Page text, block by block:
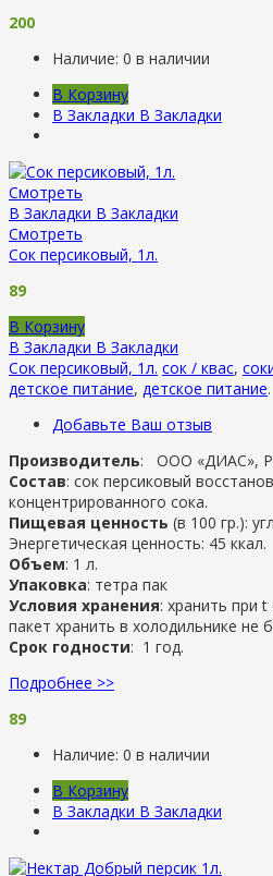
200
Наличие: 0 в наличии
В Корзину
В Закладки В Закладки
Смотреть
В Закладки В Закладки
Смотреть
Сок персиковый, 1л.
89
В Корзину
В Закладки В Закладки
Сок персиковый, 1л. сок / квас,
детское питание, детское питание.
Добавьте Ваш отзыв
Производитель: ООО «ДИАС»,
Состав: сок персиковый
концентрированного сока.
Пищевая ценность (в 100 гр.):
Энергетическая ценность: 45 ккал.
Объем: 1 л.
Упаковка: тетра пак
Условия хранения: хранить при t
пакет хранить в холодильнике не
Срок годности: 1 год.
Подробнее >>
89
Наличие: 0 в наличии
В Корзину
В Закладки В Закладки